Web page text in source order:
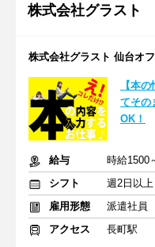
株式会社グラスト
株式会社グラスト 仙台オ
【本
てその
OK！
給与
時給1500
シフト
雇用形態
派遣社員
アクセス
長町駅